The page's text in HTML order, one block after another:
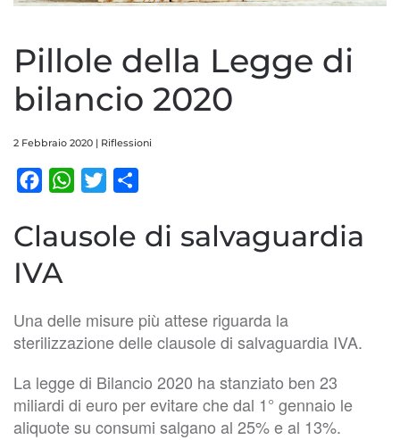
Pillole della Legge di
bilancio 2020
2 Febbraio 2020 | Riflessioni
FacebookWhatsApp
Twitter
Clausole di salvaguardia
IVA
Una delle misure più attese riguarda la
sterilizzazione delle clausole di salvaguardia IVA.
La legge di Bilancio 2020 ha stanziato ben 23
miliardi di euro per evitare che dal 1° gennaio le
aliquote su consumi salgano al 25% e al 13%.